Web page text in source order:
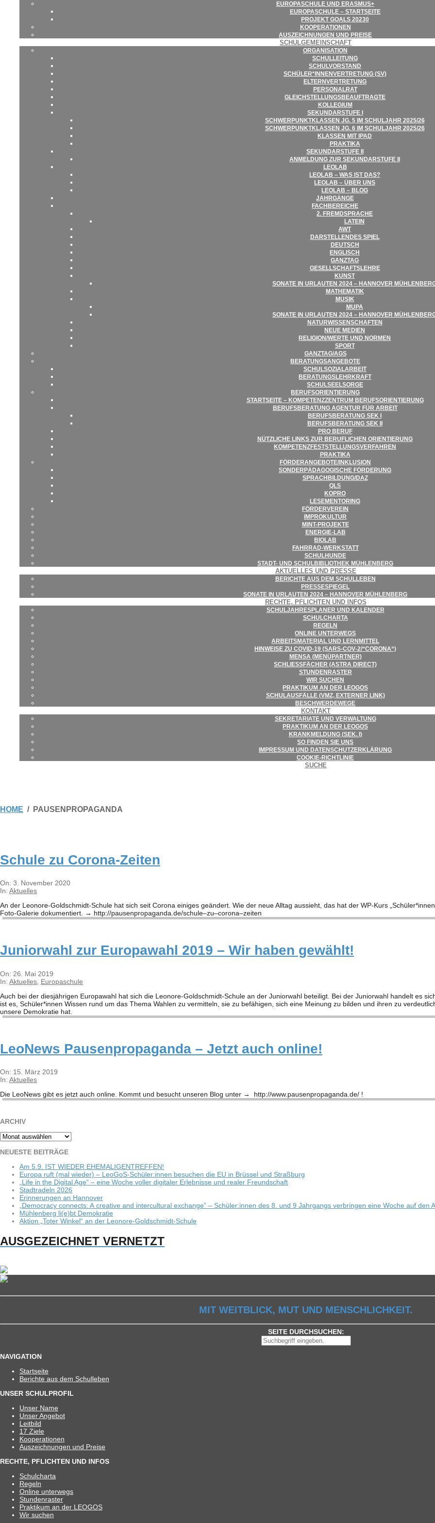
EURO­PA­SCHULE UND ERASMUS+
EURO­PA­SCHULE – STARTSEITE
PRO­JEKT GOALS 20230
KOOPE­RA­TIO­NEN
AUS­ZEICH­NUN­GEN UND PREISE
SCHUL­GE­MEIN­SCHAFT
ORGA­NI­SA­TION
SCHUL­LEI­TUNG
SCHUL­VOR­STAND
SCHÜLER*INNENVERTRETUNG (SV)
ELTERN­VER­TRE­TUNG
PER­SO­NAL­RAT
GLEICH­STEL­LUNGS­BE­AUF­TRAGTE
KOL­LE­GIUM
SEKUN­DAR­STUFE I
SCHWER­PUNKT­KLAS­SEN JG. 5 IM SCHUL­JAHR 2025/​​26
SCHWER­PUNKT­KLAS­SEN JG. 6 IM SCHUL­JAHR 2025/​​26
KLAS­SEN MIT IPAD
PRAK­TIKA
SEKUN­DAR­STUFE II
ANMEL­DUNG ZUR SEKUN­DAR­STUFE II
LEO­LAB
LEO­LAB – WAS IST DAS?
LEO­LAB – ÜBER UNS
LEO­LAB – BLOG
JAHR­GÄNGE
FACH­BE­REI­CHE
2. FREMD­SPRA­CHE
LATEIN
AWT
DAR­STEL­LEN­DES SPIEL
DEUTSCH
ENG­LISCH
GANZ­TAG
GESELL­SCHAFTS­LEHRE
KUNST
SONATE IN URLAU­TEN 2024 – HAN­NO­VER
MATHE­MA­TIK
MUSIK
MUPA
SONATE IN URLAU­TEN 2024 – HAN­NO­VER
NATUR­WIS­SEN­SCHAF­TEN
NEUE MEDIEN
RELIGION/​​WERTE UND NORMEN
SPORT
GANZTAG/​​AGS
BERA­TUNGS­AN­GE­BOTE
SCHUL­SO­ZI­AL­AR­BEIT
BERA­TUNGS­LEHR­KRAFT
SCHUL­SEEL­SORGE
BERUFS­ORI­EN­TIE­RUNG
START­SEITE – KOM­PE­TENZ­ZEN­TRUM BERUFSORIENTIERUNG
BERUFS­BE­RA­TUNG AGEN­TUR FÜR ARBEIT
BERUFS­BE­RA­TUNG SEK I
BERUFS­BE­RA­TUNG SEK II
PRO BERUF
NÜTZ­LI­CHE LINKS ZUR BERUF­LI­CHEN ORIENTIERUNG
KOM­PE­TENZ­FEST­STEL­LUNGS­VER­FAH­REN
PRAK­TIKA
FÖRDERANGEBOTE/​​INKLUSION
SON­DER­PÄD­AGO­GI­SCHE FÖRDERUNG
SPRACHBILDUNG/​​DAZ
QLS
KOPRO
LESE­MEN­TO­RING
FÖR­DER­VER­EIN
IMPRO­KUL­TUR
MINT-PRO­­JEKTE
ENER­­GIE-LAB
BIO­LAB
FAHR­RAD-WER­K­STATT
SCHUL­HUNDE
STADT- UND SCHUL­BI­BLIO­THEK MÜHLENBERG
AKTU­EL­LES UND PRESSE
BERICHTE AUS DEM SCHULLEBEN
PRES­SE­SPIE­GEL
SONATE IN URLAU­TEN 2024 – HAN­NO­VER MÜHLENBERG
RECHTE, PFLICH­TEN UND INFOS
SCHUL­JAH­RES­PLA­NER UND KALENDER
SCHUL­CHARTA
REGELN
ONLINE UNTER­WEGS
ARBEITS­MA­TE­RIAL UND LERNMITTEL
HIN­WEISE ZU COVID-19 (SARS-COV‑2/“CORONA“)
MENSA (MENÜ­PART­NER)
SCHLIESS­FÄ­CHER (ASTRA DIRECT)
STUN­DEN­RAS­TER
WIR SUCHEN
PRAK­TI­KUM AN DER LEOGOS
SCHUL­AUS­FÄLLE (VMZ, EXTER­NER LINK)
BESCHWER­DE­WEGE
KON­TAKT
SEKRE­TA­RIATE UND VERWALTUNG
PRAK­TI­KUM AN DER LEOGOS
KRANK­MEL­DUNG (SEK. I)
SO FIN­DEN SIE UNS
IMPRES­SUM UND DATENSCHUTZERKLÄRUNG
COO­KIE-RICHT­LI­NIE
SUCHE
HOME PAUSENPROPAGANDA
Schule zu Corona-Zeiten
2020-
11-
On: 3. November 2020
In: Aktuelles
An der Leo­­nore-Gol­d­­schmidt-Schule hat sich seit Corona eini­ges geän­dert. Wie der neue All­tag aus­sieht, das hat der WP-Kurs
Foto-Gale­rie doku­men­tiert. → http://​pau​sen​pro​pa​ganda​.de/​s​c​h​u​l​e​–​z​u​–​c​o​r​o​n​a​–​z​e​i​ten
Junior­wahl zur Euro­pa­wahl 2019 – Wir haben gewählt!
2019-
05-
On: 26. Mai 2019
In: Aktuelles Europaschule
Auch bei der dies­jäh­ri­gen Euro­pa­wahl hat sich die Leo­­nore-Gol­d­­schmidt-Schule an der Junior­wahl betei­ligt. Bei der Junior­wahl han­delt es
ist es, Schüler*innen Wis­sen rund um das Thema Wah­len zu ver­mit­teln, sie zu befä­hi­gen, sich eine Mei­nung zu bil­den und ihren zu
unsere Demo­kra­tie hat.
Leo­News Pau­sen­pro­pa­ganda – Jetzt auch online!
2019-
03-
On: 15. März 2019
In: Aktuelles
Die Leo­News gibt es jetzt auch online. Kommt und besucht unse­ren Blog unter → http://​www​.pau​sen​pro​pa​ganda​.de/ !
ARCHIV
Archiv
NEU­ESTE BEITRÄGE
Am 5.9. IST WIEDER EHEMALIGENTREFFEN!
Europa ruft (mal wie­der) – LeoGoS-Schüler:innen besu­chen die EU in Brüs­sel und Straßburg
„Life in the Digi­tal Age“ – eine Woche vol­ler digi­ta­ler Erleb­nisse und rea­ler Freundschaft
Stadt­ra­deln 2026
Erin­ne­run­gen an Hannover
„Demo­cracy con­nects: A crea­tive and inter­cul­tu­ral exch­ange” – Schüler:innen des 8. und 9 Jahr­gangs ver­brin­gen eine Woche auf den
Müh­len­berg li(e)bt Demokratie
Aktion „Toter Win­kel“ an der Leonore-Goldschmidt-Schule
AUSGEZEICHNET VERNETZT
MIT WEITBLICK, MUT UND MENSCHLICHKEIT.
SEITE DURCHSUCHEN:
NAVIGATION
Start­seite
Berichte aus dem Schulleben
UNSER SCHULPROFIL
Unser Name
Unser Ange­bot
Leit­bild
17 Ziele
Koope­ra­tio­nen
Aus­zeich­nun­gen und Preise
RECHTE, PFLICHTEN UND INFOS
Schul­charta
Regeln
Online unter­wegs
Stun­den­ras­ter
Prak­ti­kum an der LEOGOS
Wir suchen